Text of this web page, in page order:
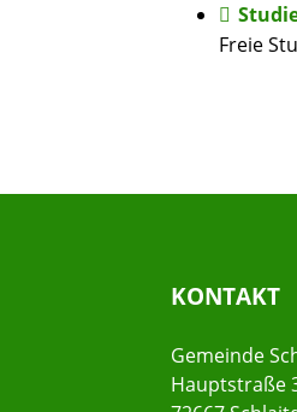
Freie
KONTAKT
Gemeinde
Hauptstraße